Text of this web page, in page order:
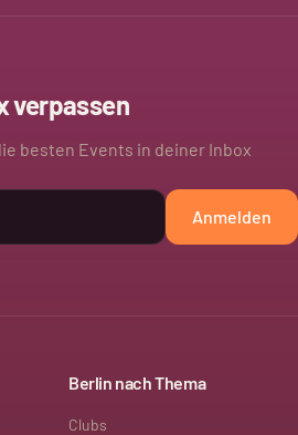
verpassen
besten Events in deiner Inbox
Anmelden
Berlin nach Thema
Clubs